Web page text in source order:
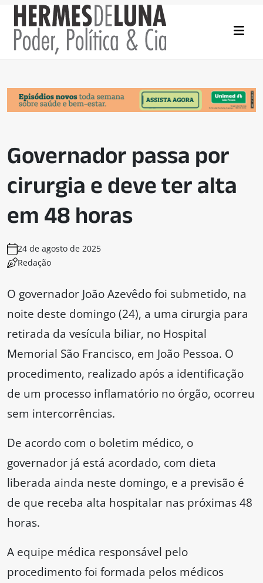
Governador passa por
cirurgia e deve ter alta
em 48 horas
24 de agosto de 2025
Redação
O governador João Azevêdo foi submetido, na
noite deste domingo (24), a uma cirurgia para
retirada da vesícula biliar, no Hospital
Memorial São Francisco, em João Pessoa. O
procedimento, realizado após a identificação
de um processo inflamatório no órgão, ocorreu
sem intercorrências.
De acordo com o boletim médico, o
governador já está acordado, com dieta
liberada ainda neste domingo, e a previsão é
de que receba alta hospitalar nas próximas 48
horas.
A equipe médica responsável pelo
procedimento foi formada pelos médicos